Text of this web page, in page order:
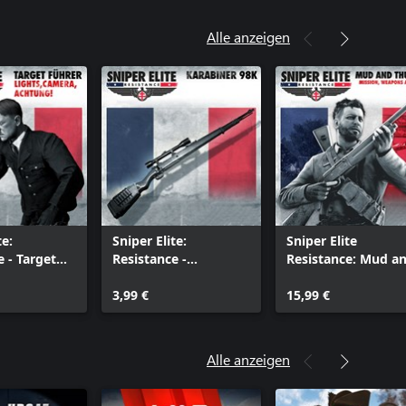
Alle anzeigen
- Target
Sniper Elite:
Resistance -
3,99 €
Sniper Elite
Resistance: Mud
Weapon Pack
15,99 €
Alle anzeigen